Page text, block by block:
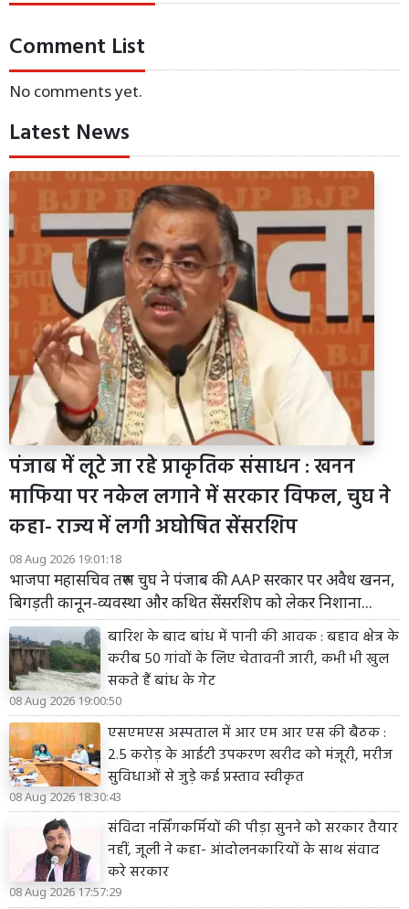
Comment List
No comments yet.
Latest News
पंजाब में लूटे जा रहे प्राकृतिक संसाधन : खनन
माफिया पर नकेल लगाने में सरकार विफल, चुघ ने
कहा- राज्य में लगी अघोषित सेंसरशिप
08 Aug 2026 19:01:18
भाजपा महासचिव तरुण चुघ ने पंजाब की AAP सरकार पर अवैध खनन,
बिगड़ती कानून-व्यवस्था और कथित सेंसरशिप को लेकर निशाना...
बारिश के बाद बांध में पानी की आवक : बहाव क्षेत्र के
करीब 50 गांवों के लिए चेतावनी जारी, कभी भी खुल
सकते हैं बांध के गेट
08 Aug 2026 19:00:50
एसएमएस अस्पताल में आर एम आर एस की बैठक :
2.5 करोड़ के आईटी उपकरण खरीद को मंजूरी, मरीज
सुविधाओं से जुड़े कई प्रस्ताव स्वीकृत
08 Aug 2026 18:30:43
संविदा नर्सिंगकर्मियों की पीड़ा सुनने को सरकार तैयार
नहीं, जूली ने कहा- आंदोलनकारियों के साथ संवाद
करे सरकार
08 Aug 2026 17:57:29